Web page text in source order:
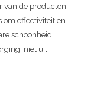
van de producten
om effectiviteit en
schoonheid
niet uit